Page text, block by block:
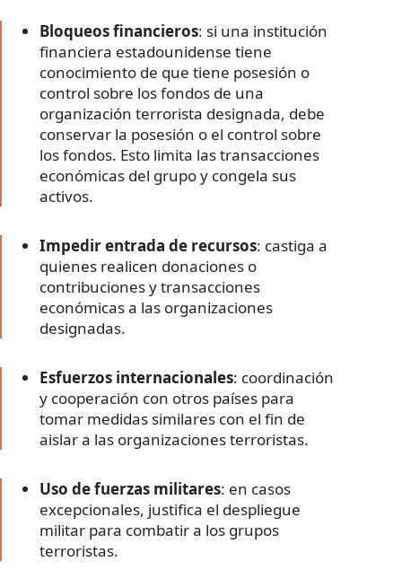
Bloqueos financieros: si una institución
financiera estadounidense tiene
conocimiento de que tiene posesión o
control sobre los fondos de una
organización terrorista designada, debe
conservar la posesión o el control sobre
los fondos. Esto limita las transacciones
económicas del grupo y congela sus
activos.
Impedir entrada de recursos: castiga a
quienes realicen donaciones o
contribuciones y transacciones
económicas a las organizaciones
designadas.
Esfuerzos internacionales: coordinación
y cooperación con otros países para
tomar medidas similares con el fin de
aislar a las organizaciones terroristas.
Uso de fuerzas militares: en casos
excepcionales, justifica el despliegue
militar para combatir a los grupos
terroristas.